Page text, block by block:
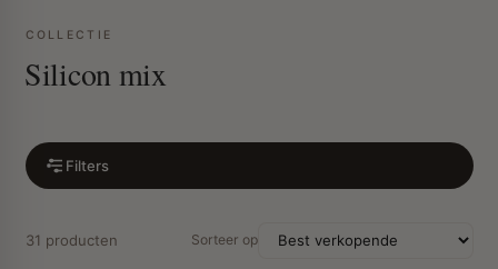
COLLECTIE
⁠⁠Silicon mix
Filters
31 producten Sorteer op